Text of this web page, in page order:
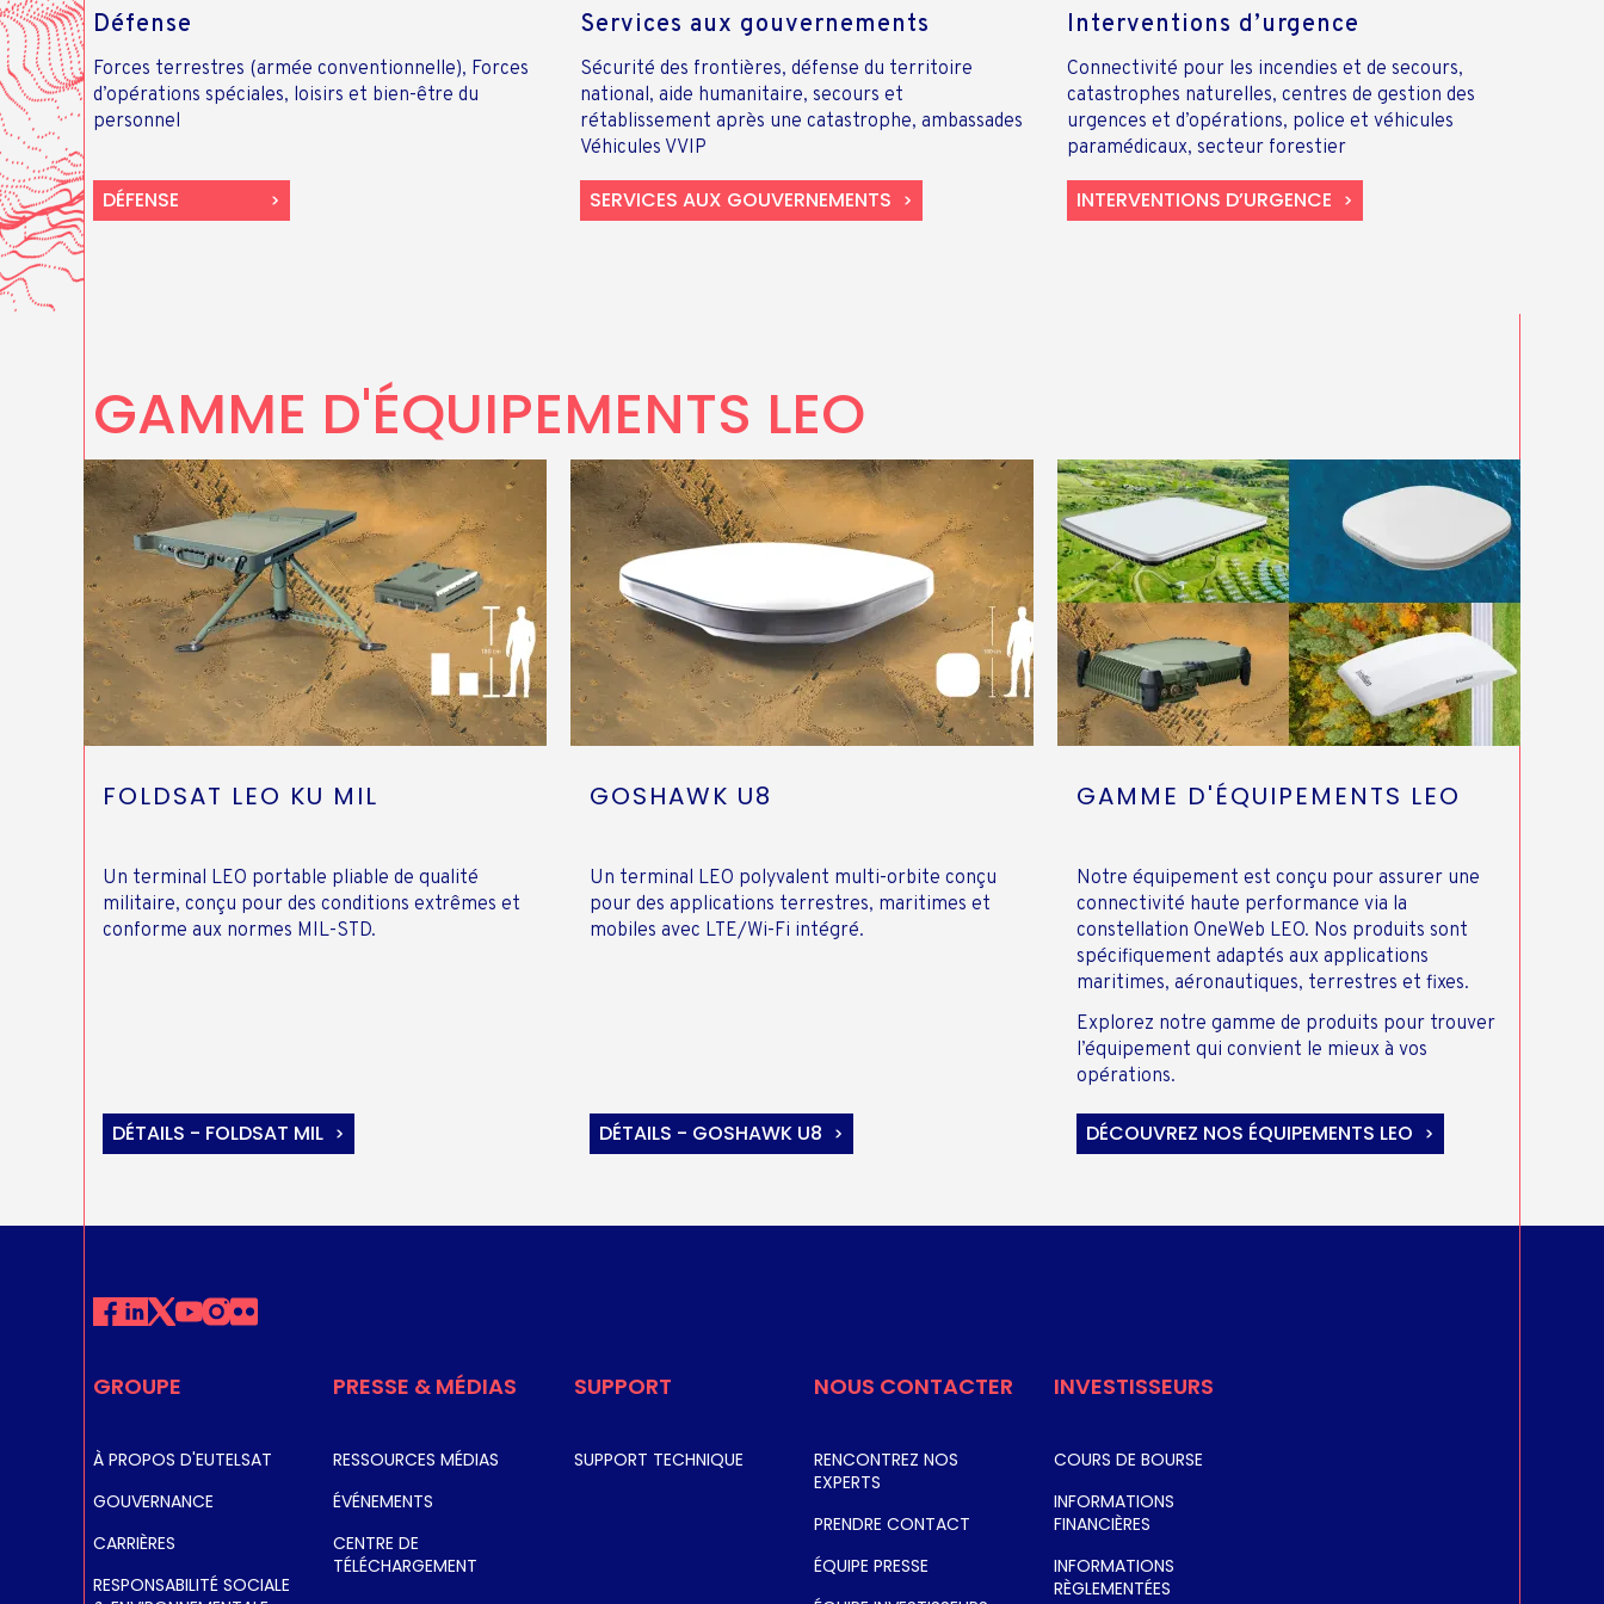
Défense
Forces terrestres (armée conventionnelle), Forces
d’opérations spéciales, loisirs et bien-être du
personnel
DÉFENSE
Services aux gouvernements
Sécurité des frontières, défense du territoire
national, aide humanitaire, secours et
rétablissement après une catastrophe, ambassades
Véhicules VVIP
SERVICES AUX GOUVERNEMENTS
Interventions d’urgence
Connectivité pour les incendies et de secours,
catastrophes naturelles, centres de gestion des
urgences et d’opérations, police et véhicules
paramédicaux, secteur forestier
INTERVENTIONS D’URGENCE
GAMME D'ÉQUIPEMENTS LEO
FOLDSAT LEO KU MIL
Un terminal LEO portable pliable de qualité
militaire, conçu pour des conditions extrêmes et
conforme aux normes MIL-STD.
DÉTAILS - FOLDSAT MIL
GOSHAWK U8
Un terminal LEO polyvalent multi-orbite conçu
pour des applications terrestres, maritimes et
mobiles avec LTE/Wi-Fi intégré.
DÉTAILS - GOSHAWK U8
GAMME D'ÉQUIPEMENTS LEO
Notre équipement est conçu pour assurer une
connectivité haute performance via la
constellation OneWeb LEO. Nos produits sont
spécifiquement adaptés aux applications
maritimes, aéronautiques, terrestres et fixes.
Explorez notre gamme de produits pour trouver
l’équipement qui convient le mieux à vos
opérations.
DÉCOUVREZ NOS ÉQUIPEMENTS LEO
GROUPE
À PROPOS D'EUTELSAT
GOUVERNANCE
CARRIÈRES
RESPONSABILITÉ SOCIALE
PRESSE & MÉDIAS
RESSOURCES MÉDIAS
ÉVÉNEMENTS
CENTRE DE
TÉLÉCHARGEMENT
SUPPORT
SUPPORT TECHNIQUE
NOUS CONTACTER
RENCONTREZ NOS
EXPERTS
PRENDRE CONTACT
ÉQUIPE PRESSE
INVESTISSEURS
COURS DE BOURSE
INFORMATIONS
FINANCIÈRES
INFORMATIONS
RÈGLEMENTÉES